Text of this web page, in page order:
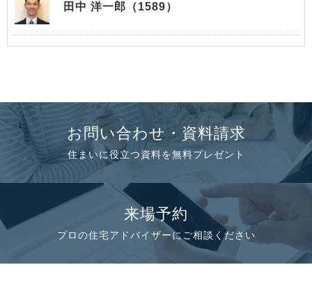
田中 洋一郎（1589）
お問い合わせ・資料請求
住まいに役立つ資料を無料プレゼント
来場予約
プロの住宅アドバイザーにご相談ください